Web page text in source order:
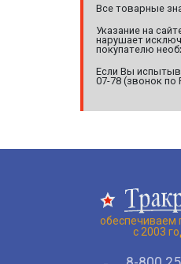
Все товарные
Указание на
нарушает
покупателю
Если Вы
07-78 (звонок по
обеспечиваем
с 2003